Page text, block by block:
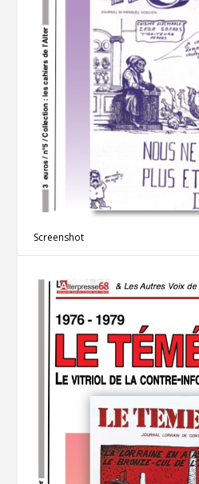
Screenshot